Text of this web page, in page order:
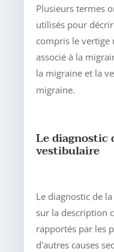
Plusieurs termes
utilisés pour
compris le vertige
associé à la
la migraine et la
migraine.
Le diagnostic
vestibulaire
Le diagnostic de
sur la description
rapportés par les
d'autres causes